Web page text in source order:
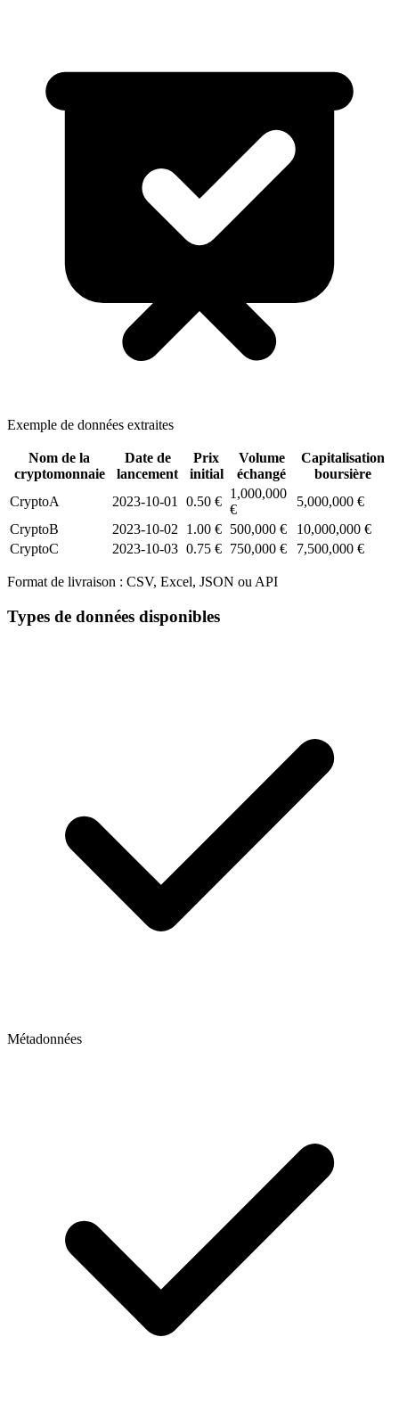
Exemple de données extraites
Nom de la
cryptomonnaie
Date de
lancement
Prix
initial
Volume
échangé
Capitalisation
boursière
CryptoA
2023-10-01 0.50 €
1,000,000
€
5,000,000 €
CryptoB
2023-10-02 1.00 € 500,000 €
10,000,000 €
CryptoC
2023-10-03 0.75 € 750,000 € 7,500,000 €
Format de livraison : CSV, Excel, JSON ou API
Types de données disponibles
Métadonnées